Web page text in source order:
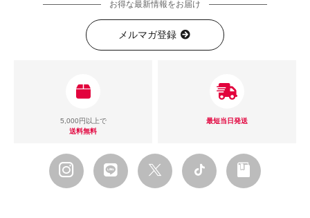
お得な最新情報をお届け
メルマガ登録
5,000円以上で
送料無料
最短当日発送